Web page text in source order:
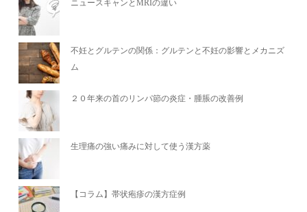
ニュースキャンとMRIの違い
不妊とグルテンの関係：グルテンと不妊の影響とメカニズ
ム
２０年来の首のリンパ節の炎症・腫脹の改善例
生理痛の強い痛みに対して使う漢方薬
【コラム】帯状疱疹の漢方症例